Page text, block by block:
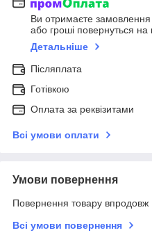
Ви отримаєте замовлення
або гроші повернуться на
Детальніше
Післяплата
Готівкою
Оплата за реквізитами
Всі умови оплати
Умови повернення
Повернення товару впродовж
Всі умови повернення